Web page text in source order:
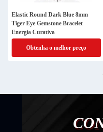
Elastic Round Dark Blue 8mm
Tiger Eye Gemstone Bracelet
Energia Curativa
Obtenha o melhor preço